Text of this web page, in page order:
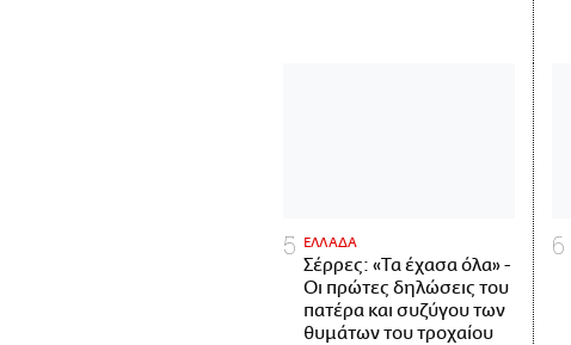
ΕΛΛΑΔΑ
Σέρρες: «Τα έχασα όλα» -
Οι πρώτες δηλώσεις του
πατέρα και συζύγου των
θυμάτων του τροχαίου